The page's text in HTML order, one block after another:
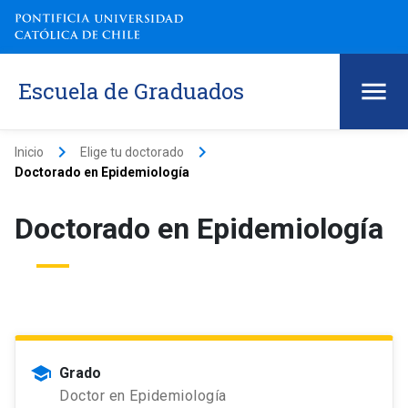
Escuela de Graduados
Inicio keyboard_arrow_right Elige tu doctorado keyboard_arrow_right
Doctorado en Epidemiología
Doctorado en Epidemiología
school Grado
Doctor en Epidemiología